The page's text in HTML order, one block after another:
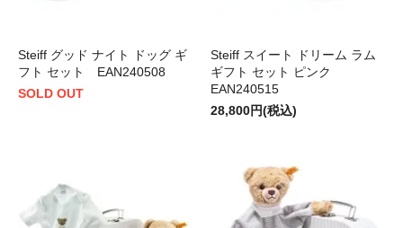
Steiff グッド ナイト ドッグ ギ
フト セット EAN240508
SOLD OUT
Steiff スイート ドリーム ラム
ギフト セット ピンク
EAN240515
28,800円(税込)